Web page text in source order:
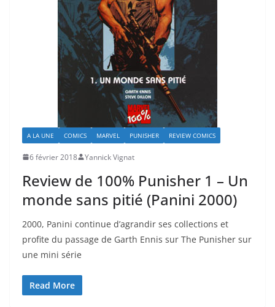
A LA UNE COMICS MARVEL PUNISHER REVIEW COMICS
6 février 2018 Yannick Vignat
Review de 100% Punisher 1 – Un
monde sans pitié (Panini 2000)
2000, Panini continue d’agrandir ses collections et
profite du passage de Garth Ennis sur The Punisher sur
une mini série
Read More